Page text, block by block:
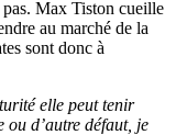
Max Tiston cueille
au marché de la
sont donc à
elle peut tenir
ou d’autre défaut, je